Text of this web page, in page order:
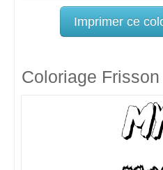
Imprimer ce
Coloriage Frisson